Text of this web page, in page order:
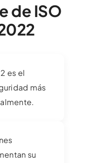
de ISO
es el
más
su